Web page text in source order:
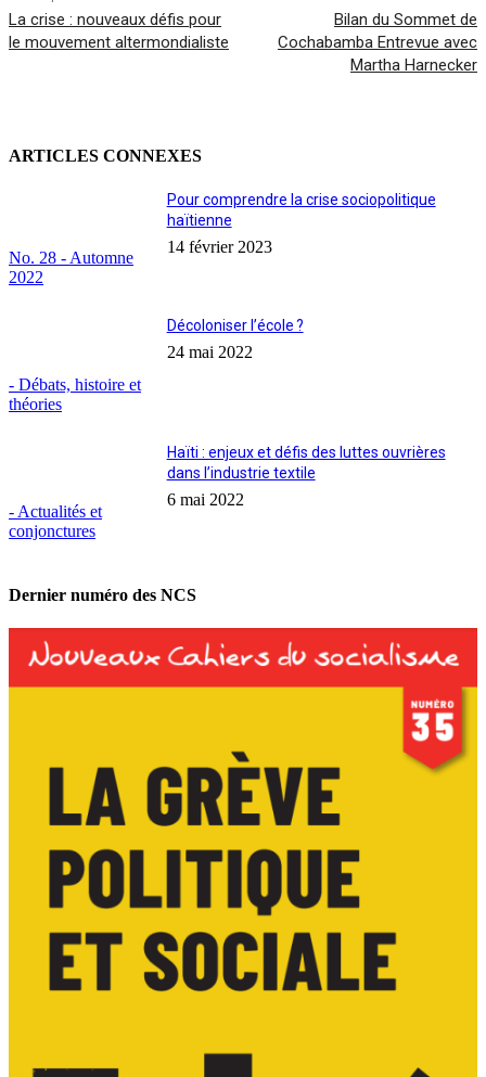
La crise : nouveaux défis pour
le mouvement altermondialiste
Bilan du Sommet de
Cochabamba Entrevue avec
Martha Harnecker
ARTICLES CONNEXES
No. 28 - Automne
2022
Pour comprendre la crise sociopolitique
haïtienne
14 février 2023
- Débats, histoire et
théories
Décoloniser l’école ?
24 mai 2022
- Actualités et
conjonctures
Haïti : enjeux et défis des luttes ouvrières
dans l’industrie textile
6 mai 2022
Dernier numéro des NCS